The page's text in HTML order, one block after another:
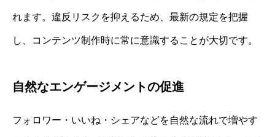
れます。違反リスクを抑えるため、最新の規定を把握
し、コンテンツ制作時に常に意識することが大切です。
自然なエンゲージメントの促進
フォロワー・いいね・シェアなどを自然な流れで増やす